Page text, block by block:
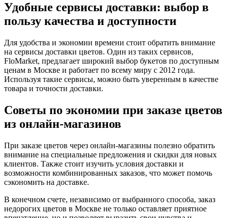
Удобные сервисы доставки: выбор в
пользу качества и доступности
Для удобства и экономии времени стоит обратить внимание
на сервисы доставки цветов. Один из таких сервисов,
FloMarket, предлагает широкий выбор букетов по доступным
ценам в Москве и работает по всему миру с 2012 года.
Используя такие сервисы, можно быть уверенным в качестве
товара и точности доставки.
Советы по экономии при заказе цветов
из онлайн-магазинов
При заказе цветов через онлайн-магазины полезно обратить
внимание на специальные предложения и скидки для новых
клиентов. Также стоит изучить условия доставки и
возможности комбинированных заказов, что может помочь
сэкономить на доставке.
В конечном счете, независимо от выбранного способа, заказ
недорогих цветов в Москве не только оставляет приятное